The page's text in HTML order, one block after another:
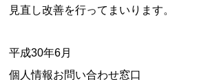
見直し改善を行ってまいります。
平成30年6月
個人情報お問い合わせ窓口